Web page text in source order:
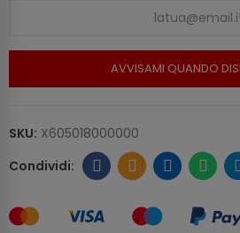
AVVISAMI QUANDO
SKU: X605018000000